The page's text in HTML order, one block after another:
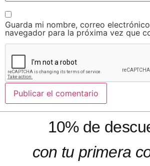
Guarda mi nombre, correo
navegador para la próxima vez que
10% de
con tu primera